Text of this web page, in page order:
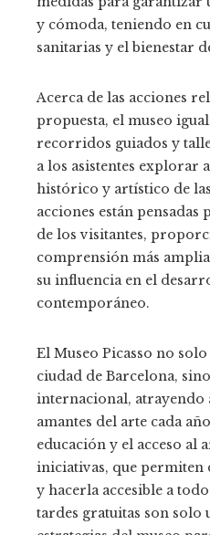
y cómoda, teniendo en
sanitarias y el bienestar
Acerca de las acciones
propuesta, el museo
recorridos guiados y
a los asistentes explorar
histórico y artístico de
acciones están
de los visitantes,
comprensión más
su influencia en el
contemporáneo.
El Museo Picasso no
ciudad de Barcelona,
internacional, atrayendo
amantes del arte cada
educación y el acceso al
iniciativas, que
y hacerla accesible a
tardes gratuitas son solo